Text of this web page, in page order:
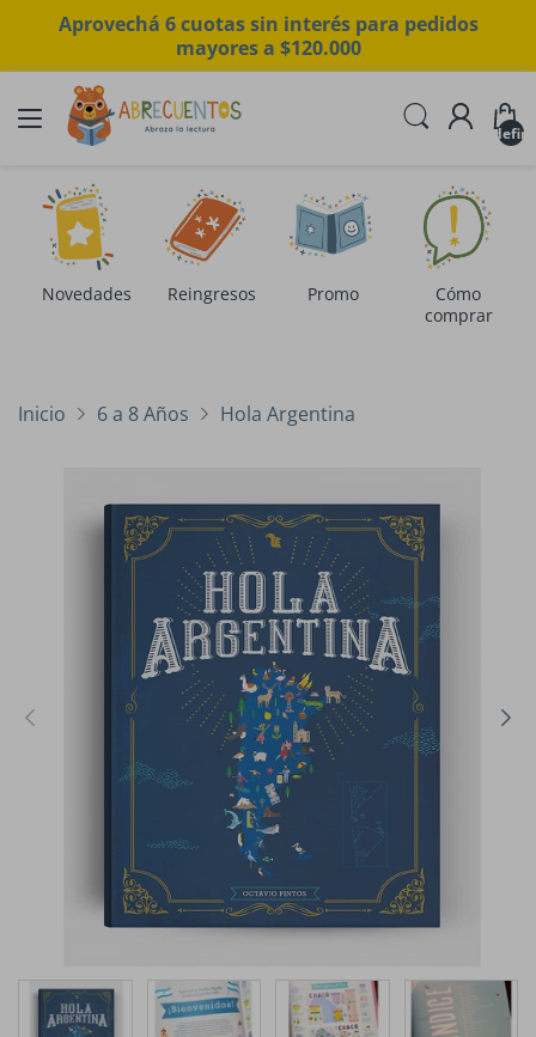
Aprovechá 6 cuotas sin interés para pedidos
mayores a $120.000
Novedades Reingresos Promo
Cómo
comprar
Inicio 6 a 8 Años Hola Argentina